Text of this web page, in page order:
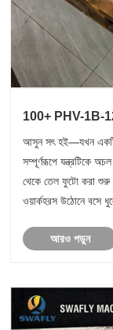
100+ PHV-1B-
আসুন সৎ হই—যখন একটি
সম্পূর্ণরূপে যন্ত্রটিকে
থেকে তেল ফুটো করা শুরু
ওয়ার্কহরস উঠোনে বসে
আরও পড়ুন